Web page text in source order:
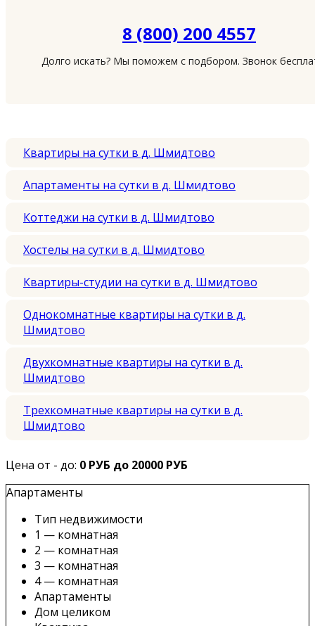
8 (800) 200 4557
Долго искать? Мы поможем с подбором. Звонок
Квартиры на сутки в д. Шмидтово
Апартаменты на сутки в д. Шмидтово
Коттеджи на сутки в д. Шмидтово
Хостелы на сутки в д. Шмидтово
Квартиры-студии на сутки в д. Шмидтово
Однокомнатные квартиры на сутки в д.
Шмидтово
Двухкомнатные квартиры на сутки в д.
Шмидтово
Трехкомнатные квартиры на сутки в д.
Шмидтово
Цена от - до: 0 РУБ до 20000 РУБ
Апартаменты
Тип недвижимости
1 — комнатная
2 — комнатная
3 — комнатная
4 — комнатная
Апартаменты
Дом целиком